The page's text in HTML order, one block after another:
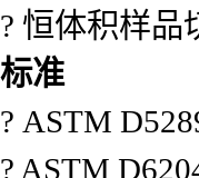
? 恒体积样品
标准
? ASTM
? ASTM